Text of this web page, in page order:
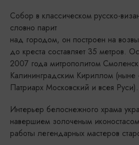
Собор в классическом русско-
словно парит
над городом, он построен на
до креста составляет 35 метров.
2007 года митрополитом
Калининградским Кириллом
Патриарх Московский и всея Руси).
Интерьер белоснежного храма
навершием золоченым
работы легендарных мастеров